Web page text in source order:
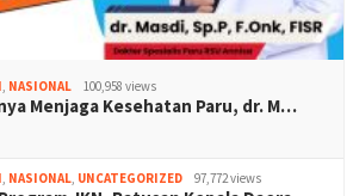
NASIONAL 100,958 views
Menjaga Kesehatan Paru, dr. M…
NASIONAL UNCATEGORIZED 97,772 views